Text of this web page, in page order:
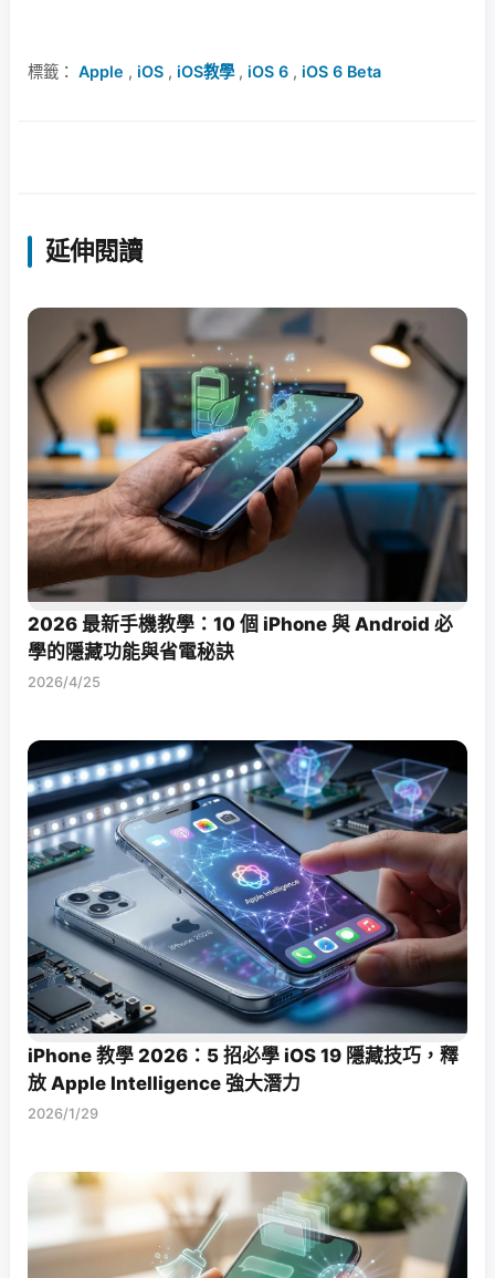
標籤： Apple , iOS , iOS教學, iOS 6 , iOS 6 Beta
延伸閱讀
2026 最新手機教學：10 個 iPhone 與 Android 必
學的隱藏功能與省電秘訣
2026/4/25
iPhone 教學 2026：5 招必學 iOS 19 隱藏技巧，釋
放 Apple Intelligence 強大潛力
2026/1/29